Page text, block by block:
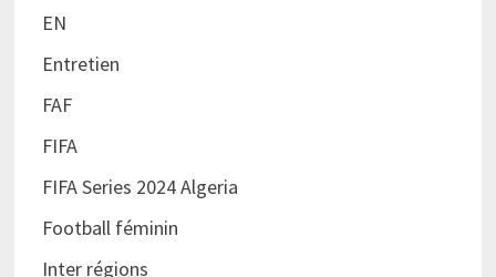
EN
Entretien
FAF
FIFA
FIFA Series 2024 Algeria
Football féminin
Inter régions